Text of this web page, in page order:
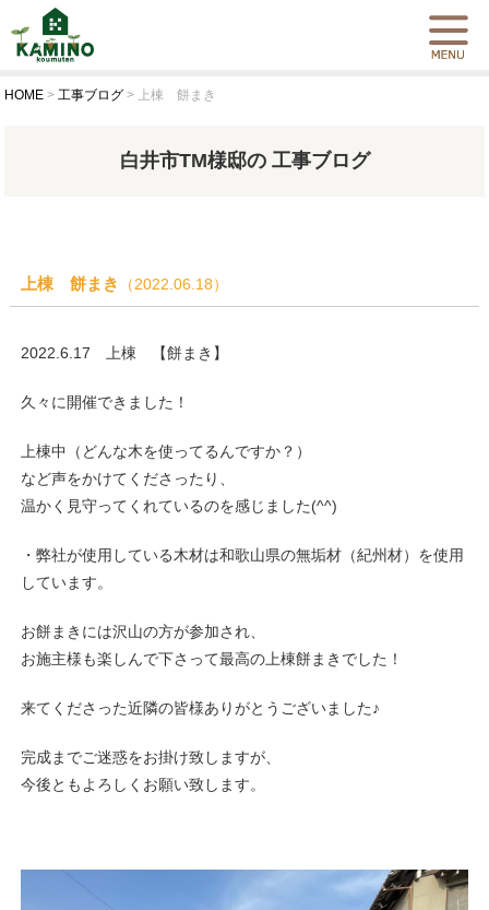
HOME >工事ブログ > 上棟 餅まき
白井市TM様邸の 工事ブログ
上棟 餅まき （2022.06.18）
2022.6.17 上棟 【餅まき】
久々に開催できました！
上棟中（どんな木を使ってるんですか？）
など声をかけてくださったり、
温かく見守ってくれているのを感じました(^^)
・弊社が使用している木材は和歌山県の無垢材（紀州材）を使用
しています。
お餅まきには沢山の方が参加され、
お施主様も楽しんで下さって最高の上棟餅まきでした！
来てくださった近隣の皆様ありがとうございました♪
完成までご迷惑をお掛け致しますが、
今後ともよろしくお願い致します。